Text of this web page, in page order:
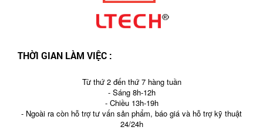
THỜI GIAN LÀM VIỆC :
Từ thứ 2 đến thứ 7 hàng tuần
- Sáng 8h-12h
- Chiều 13h-19h
- Ngoài ra còn hỗ trợ tư vấn sản phẩm, báo giá và hỗ trợ kỹ thuật
24/24h